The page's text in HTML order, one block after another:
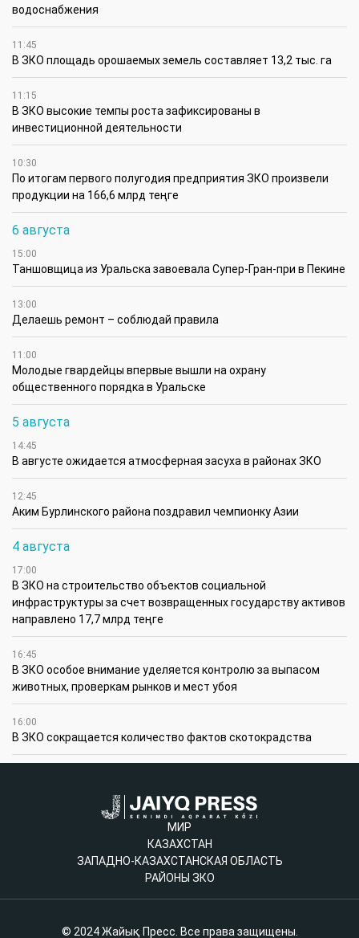
водоснабжения
11:45
В ЗКО площадь орошаемых земель составляет 13,2 тыс. га
11:15
В ЗКО высокие темпы роста зафиксированы в
инвестиционной деятельности
10:30
По итогам первого полугодия предприятия ЗКО произвели
продукции на 166,6 млрд теңге
6 августа
15:00
Таншовщица из Уральска завоевала Супер-Гран-при в Пекине
13:00
Делаешь ремонт – соблюдай правила
11:00
Молодые гвардейцы впервые вышли на охрану
общественного порядка в Уральске
5 августа
14:45
В августе ожидается атмосферная засуха в районах ЗКО
12:45
Аким Бурлинского района поздравил чемпионку Азии
4 августа
17:00
В ЗКО на строительство объектов социальной
инфраструктуры за счет возвращенных государству активов
направлено 17,7 млрд теңге
16:45
В ЗКО особое внимание уделяется контролю за выпасом
животных, проверкам рынков и мест убоя
16:00
В ЗКО сокращается количество фактов скотокрадства
МИР
КАЗАХСТАН
ЗАПАДНО-КАЗАХСТАНСКАЯ ОБЛАСТЬ
РАЙОНЫ ЗКО
© 2024 Жайық Пресс. Все права защищены.